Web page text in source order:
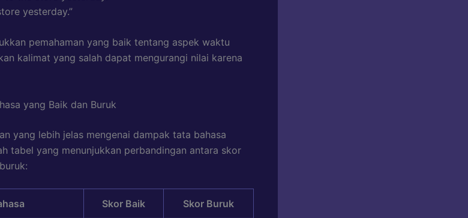
yesterday.”
pemahaman yang baik tentang aspek waktu
kalimat yang salah dapat mengurangi nilai karena
yang Baik dan Buruk
yang lebih jelas mengenai dampak tata bahasa
tabel yang menunjukkan perbandingan antara skor
Skor Baik Skor Buruk